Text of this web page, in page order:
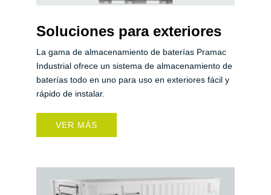
Soluciones para exteriores
La gama de almacenamiento de baterías Pramac
Industrial ofrece un sistema de almacenamiento de
baterías todo en uno para uso en exteriores fácil y
rápido de instalar.
VER MÁS